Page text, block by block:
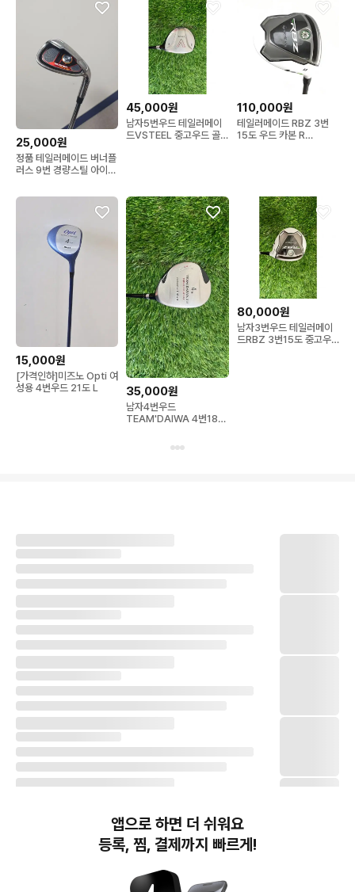
25,000원
정품 테일러메이드 버너플
러스 9번 경량스틸 아이언
45,000원
남자5번우드 테일러메이
드VSTEEL 중고우드 골
110,000원
테일러메이드 RBZ 3번
15도 우드 카본 R
15,000원
[가격인하]미즈노 Opti 여
성용 4번우드 21도 L
35,000원
남자4번우드
TEAM'DAIWA 4번18도
80,000원
남자3번우드 테일러메이
드RBZ 3번15도 중고우
앱으로 하면 더 쉬워요
등록, 찜, 결제까지 빠르게!